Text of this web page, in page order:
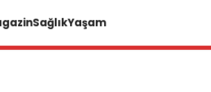
SağlıkYaşam